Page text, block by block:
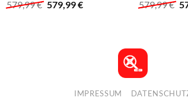
579,99€ Ursprünglicher
Preis
579,99€Aktueller
579,99€
IMPRESSUM